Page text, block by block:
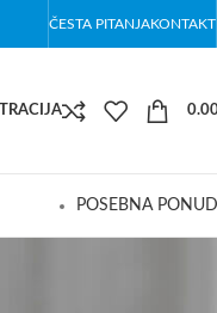
ČESTA PITANJAKONTAKT
POSEBNA